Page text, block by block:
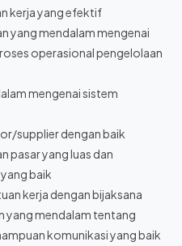
kerja yang efektif
yang mendalam mengenai
operasional pengelolaan
mengenai sistem
supplier dengan baik
pasar yang luas dan
baik
kerja dengan bijaksana
yang mendalam tentang
komunikasi yang baik